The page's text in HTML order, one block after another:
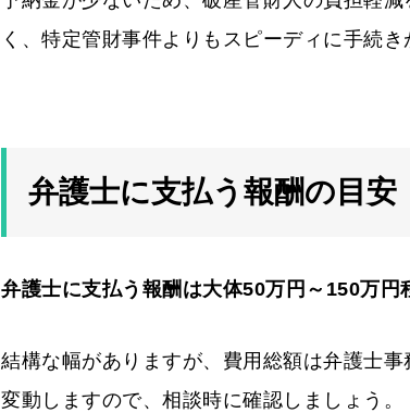
く、特定管財事件よりもスピーディに手続き
弁護士に支払う報酬の目安
弁護士に支払う報酬は大体50万円～150万円
結構な幅がありますが、費用総額は弁護士
変動しますので、相談時に確認しましょう。